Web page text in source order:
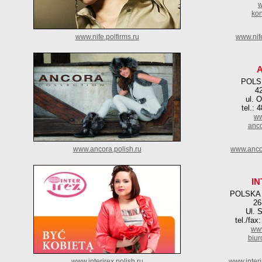
www.nife.polfirms.ru
ul.
tel.:
www.ancora.polish.ru
Ul.
tel./fax: